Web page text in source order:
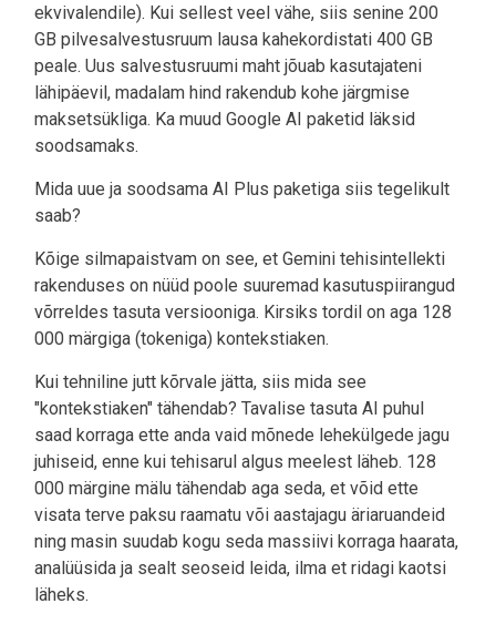
ekvivalendile). Kui sellest veel vähe, siis senine 200
GB pilvesalvestusruum lausa kahekordistati 400 GB
peale. Uus salvestusruumi maht jõuab kasutajateni
lähipäevil, madalam hind rakendub kohe järgmise
maksetsükliga. Ka muud Google AI paketid läksid
soodsamaks.
Mida uue ja soodsama AI Plus paketiga siis tegelikult
saab?
Kõige silmapaistvam on see, et Gemini tehisintellekti
rakenduses on nüüd poole suuremad kasutuspiirangud
võrreldes tasuta versiooniga. Kirsiks tordil on aga 128
000 märgiga (tokeniga) kontekstiaken.
Kui tehniline jutt kõrvale jätta, siis mida see
"kontekstiaken" tähendab? Tavalise tasuta AI puhul
saad korraga ette anda vaid mõnede lehekülgede jagu
juhiseid, enne kui tehisarul algus meelest läheb. 128
000 märgine mälu tähendab aga seda, et võid ette
visata terve paksu raamatu või aastajagu äriaruandeid
ning masin suudab kogu seda massiivi korraga haarata,
analüüsida ja sealt seoseid leida, ilma et ridagi kaotsi
läheks.